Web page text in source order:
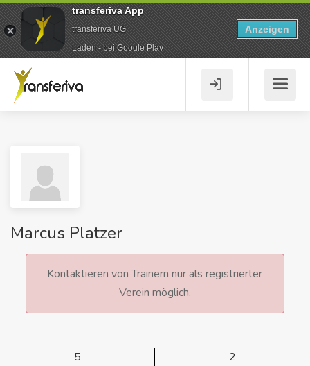
Marcus Platzer
Kontaktieren von Trainern nur als registrierter
Verein möglich.
5
2
transferiva App
transferiva UG
Laden - bei Google Play
Anzeigen